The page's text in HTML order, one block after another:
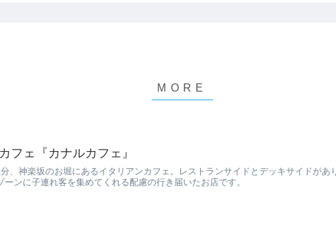
フェ『カナルカフェ』
、神楽坂のお堀にあるイタリアンカフェ。レストランサイドとデッキサイドが
ーンに子連れ客を集めてくれる配慮の行き届いたお店です。